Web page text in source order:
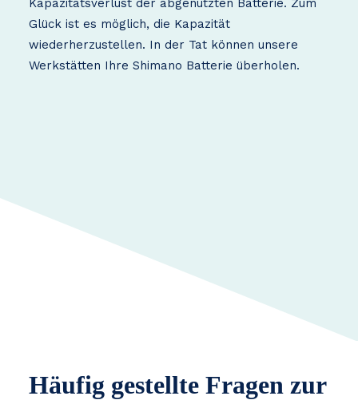
Kapazitätsverlust der abgenutzten Batterie. Zum
Glück ist es möglich, die Kapazität
wiederherzustellen. In der Tat können unsere
Werkstätten Ihre Shimano Batterie überholen.
Häufig gestellte Fragen zur